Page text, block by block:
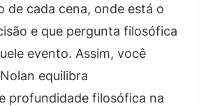
de cada cena, onde está o
e que pergunta filosófica
evento. Assim, você
equilibra
profundidade filosófica na